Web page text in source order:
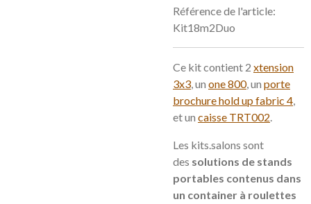
Référence de l'article:
Kit18m2Duo
Ce kit contient 2 xtension
3x3, un one 800, un porte
brochure hold up fabric 4,
et un caisse TRT002.
Les kits.salons sont
des solutions de stands
portables contenus dans
un container à roulettes